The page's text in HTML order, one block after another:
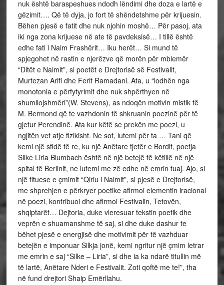
nuk është baraspeshues ndodh lëndimi dhe doza e lartë e
gëzimit…. Që të dyja, jo fort të shëndetshme për krijuesin.
Bëhen pjesë e fatit dhe nuk njohin moshë… Për pasoj, ata
iki nga zona krijuese në ate të pavdeksisë… I tillë është
edhe fati i Naim Frashërit… Iku herët… Si mund të
spjegohet në rastin e njerëzve që morën për mbiemër
“Ditët e Naimit”, si poetët e Drejtorisë së Festivalit,
Murtezan Arifi dhe Ferit Ramadani. Ata, u “lodhën nga
monotonia e përfytyrimit dhe nuk shpërthyen në
shumllojshmëri”(W. Stevens), as ndoqën motivin mistik të
M. Bermond që te vazhdonin të shkruanin poezinë për të
gjetur Perendinë. Ata kur këtë se prekën me poezi, u
ngjitën vet atje fizikisht. Ne sot, lutemi për ta … Tani që
kemi një sfidë të re, ku një Anëtare tjetër e Bordit, poetja
Silke Liria Blumbach është në një betejë të këtillë në një
spital të Berlinit, ne lutemi me zë edhe në emrin tuaj. Ajo, si
një fituese e çmimit “Qiriu i Naimit”, si pjesë e Drejtorisë,
me shprehjen e përkryer poetike afirmoi elementin iracional
në poezi, kontribuoi dhe afirmoi Festivalin, Tetovën,
shqiptarët… Dejtoria, duke vleresuar tekstin poetik dhe
veprën e shuamanshme të saj, si dhe duke dashur te
bëhet pjesë e energjisë dhe motivimit për të vazhduar
betejën e imponuar Silkja jonë, kemi ngritur një çmim letrar
me emrin e saj “Silke – Liria”, si dhe ia ka ndarë titullin më
të lartë, Anëtare Nderi e Festivalit. Zoti qoftë me te!”, tha
në fund drejtori Shaip Emërllahu.